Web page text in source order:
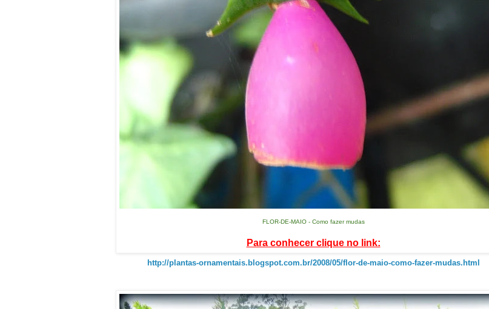
FLOR-DE-MAIO - Como fazer mudas
Para conhecer clique no link:
http://plantas-ornamentais.blogspot.com.br/2008/05/flor-de-maio-como-fazer-mudas.html